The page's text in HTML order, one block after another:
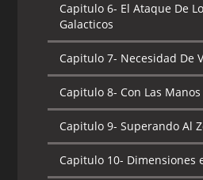
Capitulo 6- El Ataque De
Galacticos
Capitulo 7- Necesidad De
Capitulo 8- Con Las
Capitulo 9- Superando Al
Capitulo 10- Dimensiones